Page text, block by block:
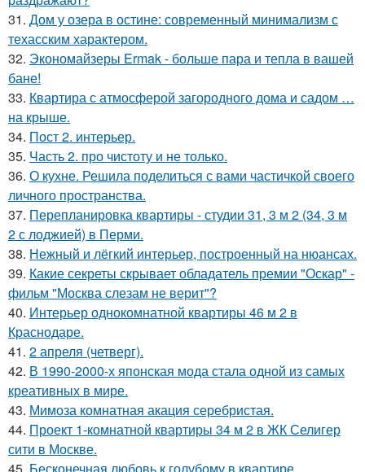
31. Дом у озера в остине: современный минимализм с
техасским характером.
32. Экономайзеры Ermak - больше пара и тепла в вашей
бане!
33. Квартира с атмосферой загородного дома и садом …
на крыше.
34. Пост 2. интерьер.
35. Часть 2. про чистоту и не только.
36. О кухне. Решила поделиться с вами частичкой своего
личного пространства.
37. Перепланировка квартиры - студии 31, 3 м 2 (34, 3 м
2 с лоджией) в Перми.
38. Нежный и лёгкий интерьер, построенный на нюансах.
39. Какие секреты скрывает обладатель премии "Оскар" -
фильм "Москва слезам не верит"?
40. Интерьер однокомнатной квартиры 46 м 2 в
Краснодаре.
41. 2 апреля (четверг).
42. В 1990-2000-х японская мода стала одной из самых
креативных в мире.
43. Мимоза комнатная акация серебристая.
44. Проект 1-комнатной квартиры 34 м 2 в ЖК Селигер
сити в Москве.